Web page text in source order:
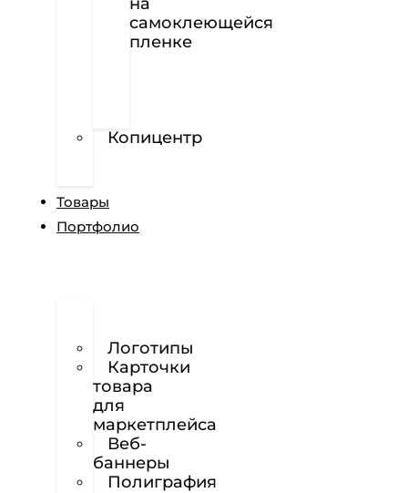
самоклеющейся
пленке
Копицентр
Товары
Портфолио
Логотипы
Карточки
товара
для
маркетплейса
Веб-
баннеры
Полиграфия